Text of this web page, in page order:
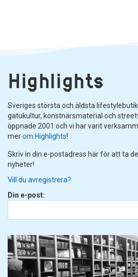
Highlights
Sveriges största och äldsta
gatukultur, konstnärsmaterial och
öppnade 2001 och vi har varit
merom Highlights!
Skriv in din e-postadress här för att ta
nyheter!
Vill du avregistrera?
Din e-post: